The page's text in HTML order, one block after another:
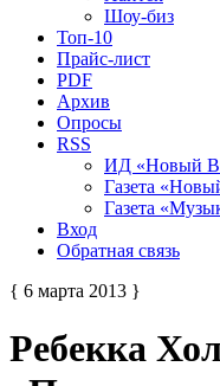
Шоу-биз
Топ-10
Прайс-лист
PDF
Архив
Опросы
RSS
ИД «Новый
Газета
Газета
Вход
Обратная связь
{ 6 марта 2013 }
Ребекка